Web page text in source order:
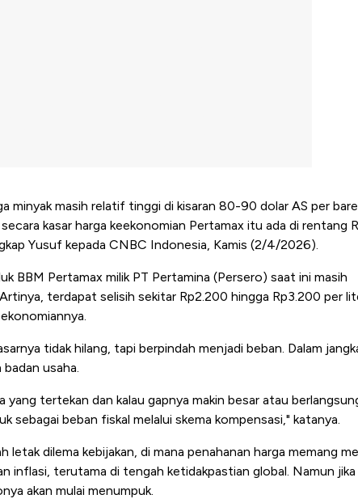
minyak masih relatif tinggi di kisaran 80-90 dolar AS per
kasar harga keekonomian Pertamax itu ada di rentang
Yusuf kepada CNBC Indonesia, Kamis (2/4/2026).
BBM Pertamax milik PT Pertamina (Persero) saat ini masih
terdapat selisih sekitar Rp2.200 hingga Rp3.200 per
tidak hilang, tapi berpindah menjadi beban. Dalam
usaha.
yang tertekan dan kalau gapnya makin besar atau
sebagai beban fiskal melalui skema kompensasi," katanya.
letak dilema kebijakan, di mana penahanan harga memang
inflasi, terutama di tengah ketidakpastian global. Namun jika
akan mulai menumpuk.
Keran Ekspor, Harga
Adu Panas Kinerja